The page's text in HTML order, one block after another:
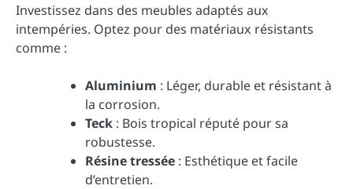
Investissez dans des meubles adaptés aux
intempéries. Optez pour des matériaux résistants
comme :
Aluminium : Léger, durable et résistant à
la corrosion.
Teck : Bois tropical réputé pour sa
robustesse.
Résine tressée : Esthétique et facile
d’entretien.